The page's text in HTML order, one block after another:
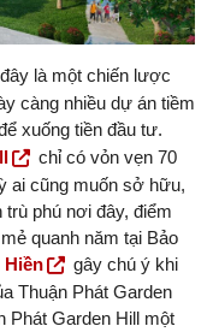
là một chiến lược
càng nhiều dự án tiềm
xuống tiền đầu tư.
chỉ có vỏn vẹn 70
ai cũng muốn sở hữu,
phú nơi đây, điểm
quanh năm tại Bảo
Hiền
gây chú ý khi
Thuận Phát Garden
Phát Garden Hill một